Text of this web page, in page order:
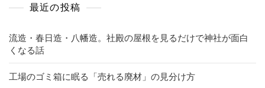
最近の投稿
流造・春日造・八幡造。社殿の屋根を見るだけで神社が面白
くなる話
工場のゴミ箱に眠る「売れる廃材」の見分け方